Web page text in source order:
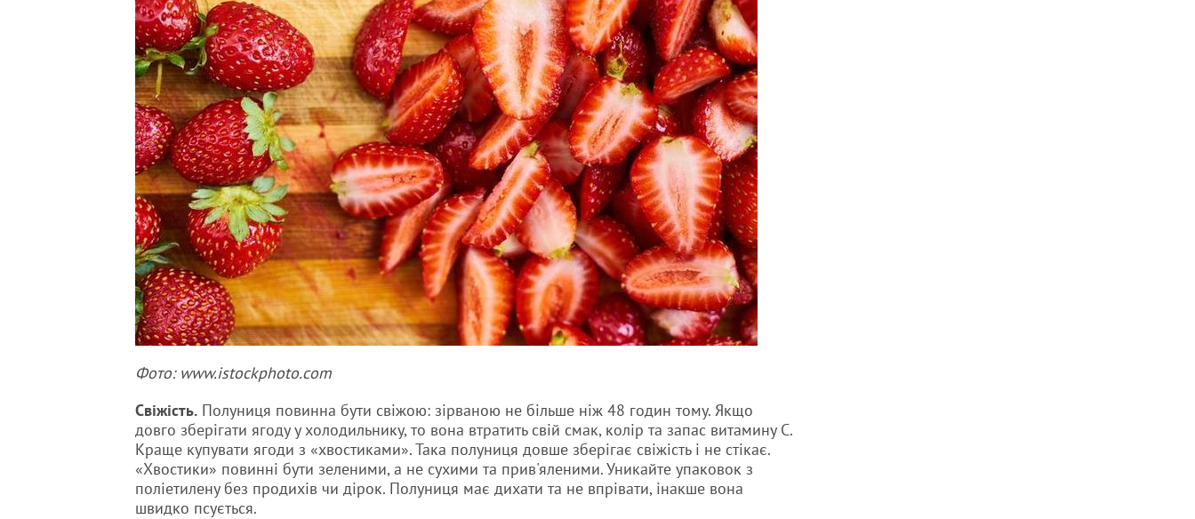
Фото: www.istockphoto.com
Свіжість. Полуниця повинна бути свіжою: зірваною не більше ніж 48 годин тому. Якщо
довго зберігати ягоду у холодильнику, то вона втратить свій смак, колір та запас витамину С.
Краще купувати ягоди з «хвостиками». Така полуниця довше зберігає свіжість і не стікає.
«Хвостики» повинні бути зеленими, а не сухими та прив'яленими. Уникайте упаковок з
поліетилену без продихів чи дірок. Полуниця має дихати та не впрівати, інакше вона
швидко псується.